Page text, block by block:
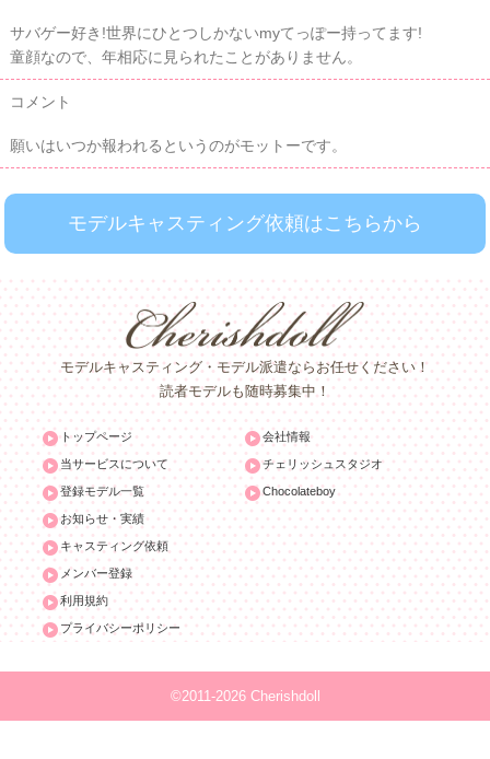
サバゲー好き!世界にひとつしかないmyてっぽー持ってます!
童顔なので、年相応に見られたことがありません。
コメント
願いはいつか報われるというのがモットーです。
モデルキャスティング依頼はこちらから
モデルキャスティング・モデル派遣ならお任せください！
読者モデルも随時募集中！
トップページ
当サービスについて
登録モデル一覧
お知らせ・実績
キャスティング依頼
メンバー登録
利用規約
プライバシーポリシー
会社情報
チェリッシュスタジオ
Chocolateboy
©2011-2026 Cherishdoll